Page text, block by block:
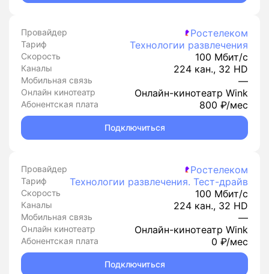
Провайдер Ростелеком
Тариф Технологии развлечения
Скорость 100 Мбит/с
Каналы 224 кан., 32 HD
Мобильная связь —
Онлайн кинотеатр Онлайн-кинотеатр Wink
Абонентская плата 800 ₽/мес
Подключиться
Провайдер Ростелеком
Тариф Технологии развлечения. Тест-драйв
Скорость 100 Мбит/с
Каналы 224 кан., 32 HD
Мобильная связь —
Онлайн кинотеатр Онлайн-кинотеатр Wink
Абонентская плата 0 ₽/мес
Подключиться